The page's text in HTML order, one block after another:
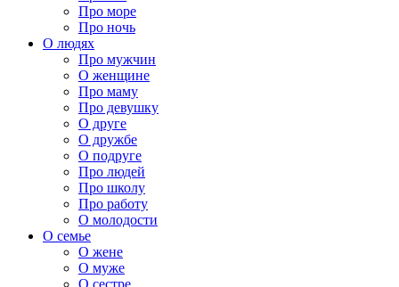
Про море
Про ночь
О людях
Про мужчин
О женщине
Про маму
Про девушку
О друге
О дружбе
О подруге
Про людей
Про школу
Про работу
О молодости
О семье
О жене
О муже
О сестре